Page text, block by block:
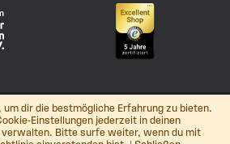
dir die bestmögliche Erfahrung zu bieten.
Einstellungen jederzeit in deinen
verwalten. Bitte surfe weiter, wenn du mit